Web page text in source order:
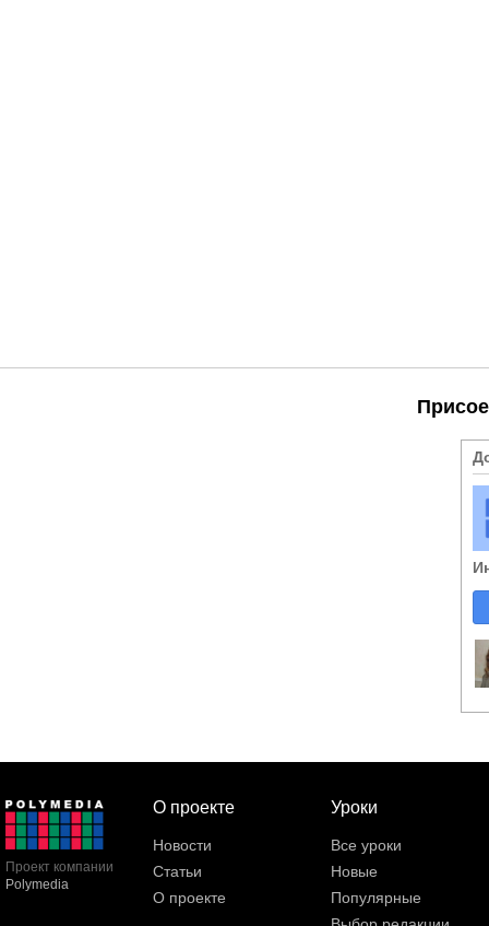
Проект компании
Polymedia
О проекте
Новости
Статьи
О проекте
Уроки
Все уроки
Новые
Популярные